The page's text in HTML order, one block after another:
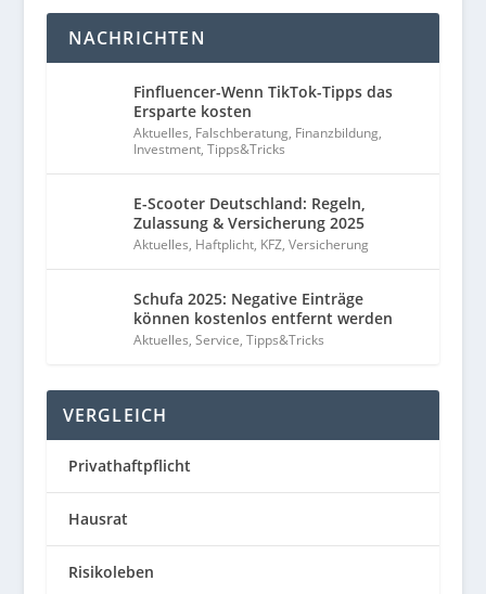
NACHRICHTEN
Finfluencer-Wenn TikTok-Tipps das
Ersparte kosten
Aktuelles, Falschberatung, Finanzbildung,
Investment, Tipps&Tricks
E-Scooter Deutschland: Regeln,
Zulassung & Versicherung 2025
Aktuelles, Haftplicht, KFZ, Versicherung
Schufa 2025: Negative Einträge
können kostenlos entfernt werden
Aktuelles, Service, Tipps&Tricks
VERGLEICH
Privathaftpflicht
Hausrat
Risikoleben